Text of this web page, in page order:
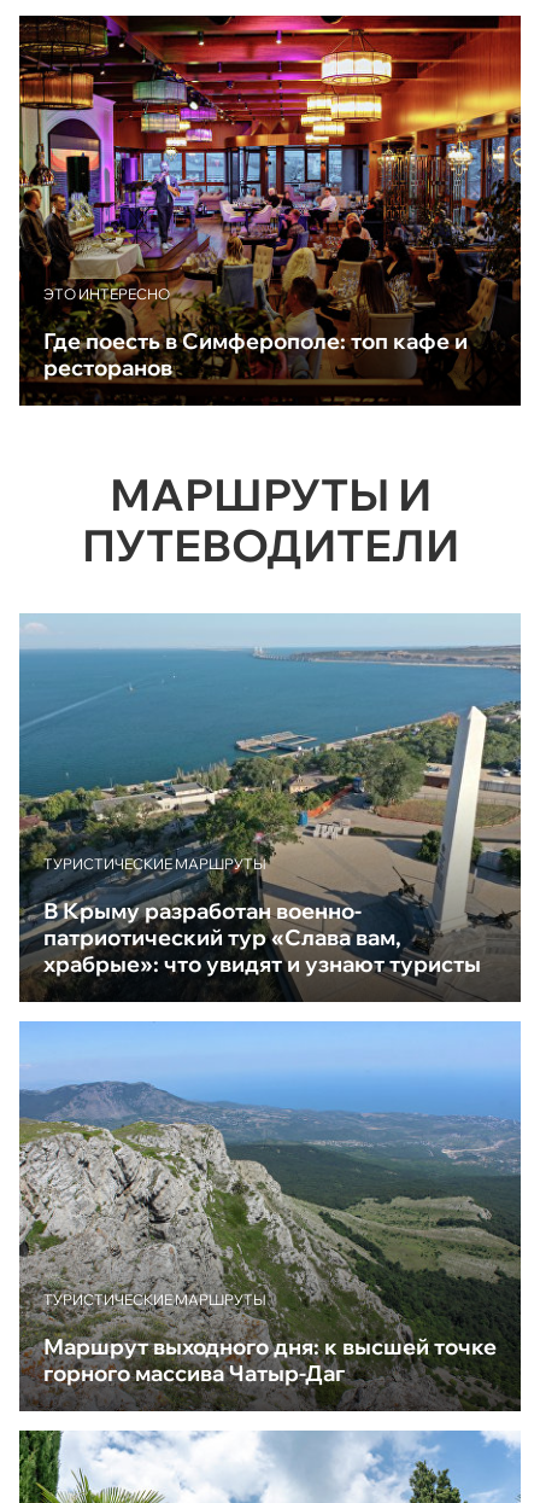
ЭТО ИНТЕРЕСНО
Где поесть в Симферополе: топ кафе и
ресторанов
МАРШРУТЫ И
ПУТЕВОДИТЕЛИ
ТУРИСТИЧЕСКИЕ МАРШРУТЫ
В Крыму разработан военно-
патриотический тур «Слава вам,
храбрые»: что увидят и узнают туристы
ТУРИСТИЧЕСКИЕ МАРШРУТЫ
Маршрут выходного дня: к высшей точке
горного массива Чатыр-Даг